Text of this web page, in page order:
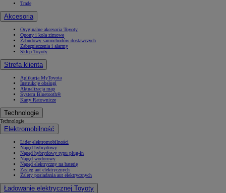
Trade
Akcesoria
Oryginalne akcesoria Toyoty
Opony i koła zimowe
Zabudowy samochodów dostawczych
Zabezpieczenia i alarmy
Sklep Toyoty
Strefa klienta
Aplikacja MyToyota
Instrukcje obsługi
Aktualizacja map
System Bluetooth®
Karty Ratownicze
Technologie
Technologie
Elektromobilność
Lider elektromobilności
Napęd hybrydowy
Napęd hybrydowy typu plug-in
Napęd wodorowy
Napęd elektryczny na baterię
Zasięg aut elektrycznych
Zalety posiadania aut elektrycznych
Ładowanie elektrycznej Toyoty